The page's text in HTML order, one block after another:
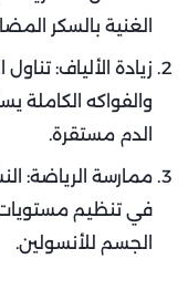
الغنية بالسكر
زيادة الألياف:
والفواكه
الدم مستقرة.
ممارسة الرياضة:
في تنظيم
الجسم للأنسولين.